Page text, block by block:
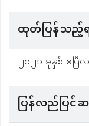
ထုတ်ပြန်သည့်
၂၀၂၁ ခုနှစ် ဧ
ပြန်လည်ပြ